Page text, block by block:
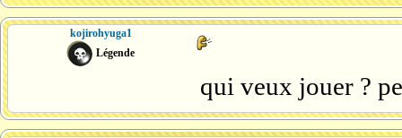
kojirohyuga1
Légende
qui veux jouer ?